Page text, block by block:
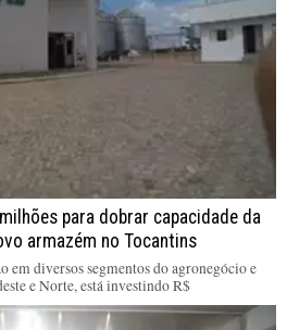
para dobrar capacidade da
armazém no Tocantins
em diversos segmentos do agronegócio e
e Norte, está investindo R$